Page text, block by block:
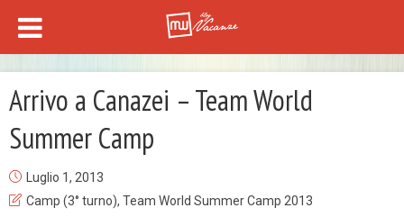
Arrivo a Canazei – Team World
Summer Camp
Luglio 1, 2013
Camp (3° turno), Team World Summer Camp 2013